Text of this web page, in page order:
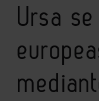
Ursa